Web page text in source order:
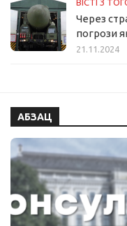
ВІСТІ З
Через
погрози
21.11.2024
АБЗАЦ